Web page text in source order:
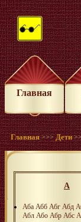
Главная
Главная >>>Дети
А
Аба Абб Абг Абд
Абл Або Абр Абс